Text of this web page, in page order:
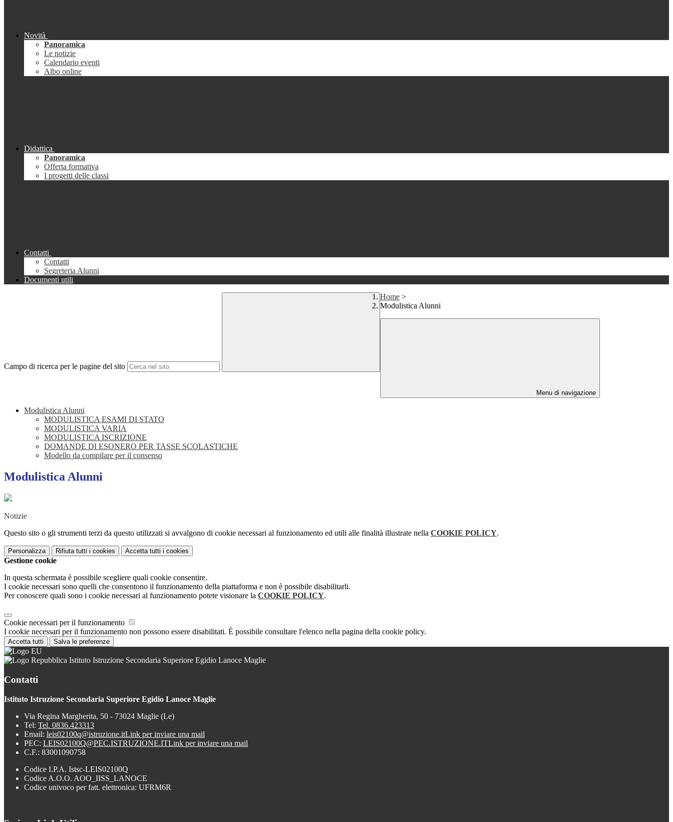
Novità
Panoramica
Le notizie
Calendario eventi
Albo online
Didattica
Panoramica
Offerta formativa
I progetti delle classi
Contatti
Contatti
Segreteria Alunni
Documenti utili
Campo di ricerca per le pagine del sito
Home >
Modulistica Alunni
Menu di navigazione
Modulistica Alunni
MODULISTICA ESAMI DI STATO
MODULISTICA VARIA
MODULISTICA ISCRIZIONE
DOMANDE DI ESONERO PER TASSE SCOLASTICHE
Modello da compilare per il consenso
Modulistica Alunni
Notizie
Questo sito o gli strumenti terzi da questo utilizzati si avvalgono di cookie necessari al funzionamento ed utili alle finalità illustrate nella COOKIE POLICY.
Personalizza Rifiuta tutti i cookies Accetta tutti i cookies
Gestione cookie
In questa schermata è possibile scegliere quali cookie consentire.
I cookie necessari sono quelli che consentono il funzionamento della piattaforma e non è possibile disabilitarli.
Per conoscere quali sono i cookie necessari al funzionamento potete visionare la COOKIE POLICY.
Cookie necessari per il funzionamento
I cookie necessari per il funzionamento non possono essere disabilitati. È possibile consultare l'elenco nella pagina della cookie policy.
Accetta tutti Salva le preferenze
Istituto Istruzione Secondaria Superiore Egidio Lanoce Maglie
Contatti
Istituto Istruzione Secondaria Superiore Egidio Lanoce Maglie
Via Regina Margherita, 50 - 73024 Maglie (Le)
Tel: Tel. 0836.423313
Email: leis02100q@istruzione.itLink per inviare una mail
PEC: LEIS02100Q@PEC.ISTRUZIONE.ITLink per inviare una mail
C.F.: 83001090758
Codice I.P.A. Istsc-LEIS02100Q
Codice A.O.O. AOO_IISS_LANOCE
Codice univoco per fatt. elettronica: UFRM6R